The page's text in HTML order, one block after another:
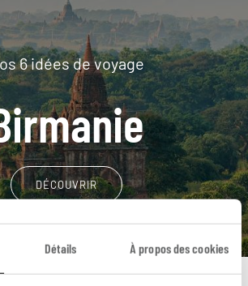
Détails À propos des cookies
6 idées de voyage
DÉCOUVRIR